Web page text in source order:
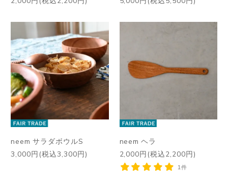
neem サラダボウルS
3,000円(税込3,300円)
neem ヘラ
2,000円(税込2,200円)
1件